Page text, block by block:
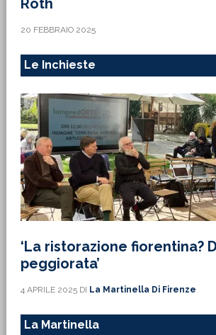
Roth
20 FEBBRAIO 2025
Le Inchieste
‘La ristorazione fiorentina?
peggiorata’
4 APRILE 2025DI La Martinella Di Firenze
La Martinella